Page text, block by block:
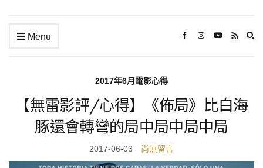
Menu
2017年6月電影心得
【無雷影評/心得】《佈局》比白海
豚還會轉彎的局中局中局中局
2017-06-03 尚無留言